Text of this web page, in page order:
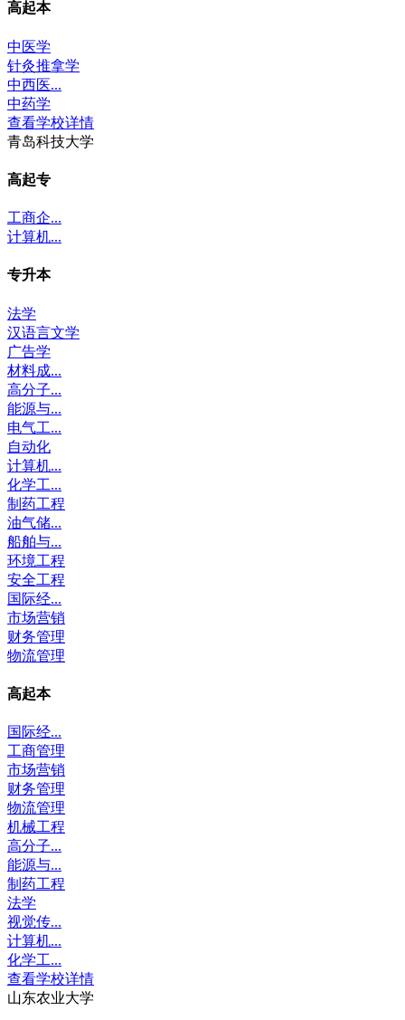
高起本
中医学
针灸推拿学
中西医...
中药学
查看学校详情
青岛科技大学
高起专
工商企...
计算机...
专升本
法学
汉语言文学
广告学
材料成...
高分子...
能源与...
电气工...
自动化
计算机...
化学工...
制药工程
油气储...
船舶与...
环境工程
安全工程
国际经...
市场营销
财务管理
物流管理
高起本
国际经...
工商管理
市场营销
财务管理
物流管理
机械工程
高分子...
能源与...
制药工程
法学
视觉传...
计算机...
化学工...
查看学校详情
山东农业大学